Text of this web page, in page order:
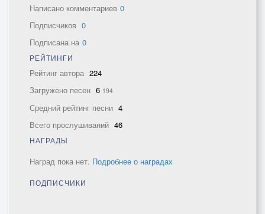
Написано комментариев 0
Подписчиков 0
Подписана на 0
РЕЙТИНГИ
Рейтинг автора 224
Загружено песен 6 194
Средний рейтинг песни 4
Всего прослушиваний 46
НАГРАДЫ
Наград пока нет. Подробнее о наградах
ПОДПИСЧИКИ